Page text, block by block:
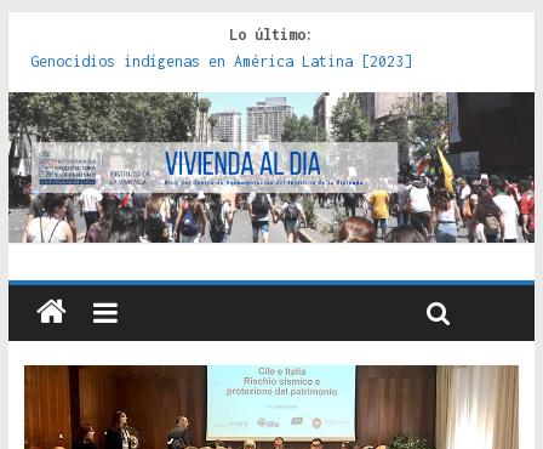
Lo último:
Genocidios indígenas en América Latina [2023]
Estudios sobre la espacialización de los Estados :
políticas, prácticas y representaciones [2022]
Donde el pedernal choca con el acero : hacia una teoría
crítica de las fronteras latinoamericanas [2020]
Criterios técnicos para una vivienda adecuada [2019]
Red de consultorios de la Caja del Seguro Obrero en
Santiago : un patrimonio emblemático [2014]